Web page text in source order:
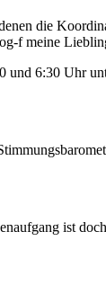
die
f meine
6:30 Uhr
ist